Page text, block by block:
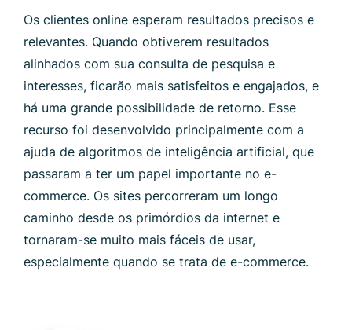
Os clientes online esperam resultados precisos e
relevantes. Quando obtiverem resultados
alinhados com sua consulta de pesquisa e
interesses, ficarão mais satisfeitos e engajados, e
há uma grande possibilidade de retorno. Esse
recurso foi desenvolvido principalmente com a
ajuda de algoritmos de inteligência artificial, que
passaram a ter um papel importante no e-
commerce. Os sites percorreram um longo
caminho desde os primórdios da internet e
tornaram-se muito mais fáceis de usar,
especialmente quando se trata de e-commerce.